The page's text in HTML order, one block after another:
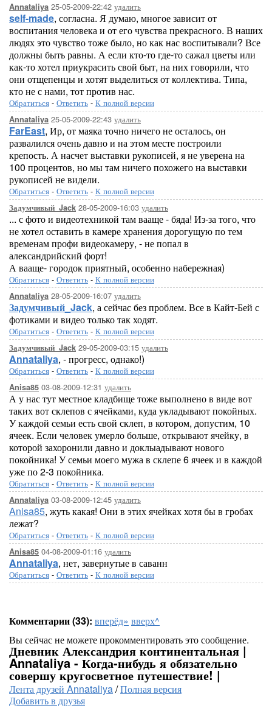
Annataliya 25-05-2009-22:42 удалить
self-made, согласна. Я думаю, многое зависит от
воспитания человека и от его чувства прекрасного. В наших
людях это чувство тоже было, но как нас воспитывали? Все
должны быть равны. А если кто-то где-то сажал цветы или
как-то хотел приукрасить свой быт, на них говорили, что
они отщепенцы и хотят выделиться от коллектива. Типа,
кто не с нами, тот против нас.
Обратиться - Ответить - К полной версии
Annataliya 25-05-2009-22:43 удалить
FarEast, Ир, от маяка точно ничего не осталось, он
развалился очень давно и на этом месте построили
крепость. А насчет выставки рукописей, я не уверена на
100 процентов, но мы там ничего похожего на выставки
рукописей не видели.
Обратиться - Ответить - К полной версии
Задумчивый_Jack 28-05-2009-16:03 удалить
... с фото и видеотехникой там вааще - бяда! Из-за того, что
не хотел оставить в камере хранения дорогущую по тем
временам профи видеокамеру, - не попал в
александрийский форт!
А вааще- городок приятный, особенно набережная)
Обратиться - Ответить - К полной версии
Annataliya 28-05-2009-16:07 удалить
Задумчивый_Jack, а сейчас без проблем. Все в Кайт-Бей с
фотиками и видео только так ходят.
Обратиться - Ответить - К полной версии
Задумчивый_Jack 29-05-2009-03:15 удалить
Annataliya, - прогресс, однако!)
Обратиться - Ответить - К полной версии
Anisa85 03-08-2009-12:31 удалить
А у нас тут местное кладбище тоже выполнено в виде вот
таких вот склепов с ячейками, куда укладывают покойных.
У каждой семьи есть свой склеп, в котором, допустим, 10
ячеек. Если человек умерло больше, открывают ячейку, в
которой захоронили давно и доклыадывают нового
покойника! У семьи моего мужа в склепе 6 ячеек и в каждой
уже по 2-3 покойника.
Обратиться - Ответить - К полной версии
Annataliya 03-08-2009-12:45 удалить
Anisa85, жуть какая! Они в этих ячейках хотя бы в гробах
лежат?
Обратиться - Ответить - К полной версии
Anisa85 04-08-2009-01:16 удалить
Annataliya, нет, завернутые в саванн
Обратиться - Ответить - К полной версии
Комментарии (33): вперёд» вверх^
Вы сейчас не можете прокомментировать это сообщение.
Дневник Александрия континентальная |
Annataliya - Когда-нибудь я обязательно
совершу кругосветное путешествие! |
Лента друзей Annataliya/Полная версия
Добавить в друзья